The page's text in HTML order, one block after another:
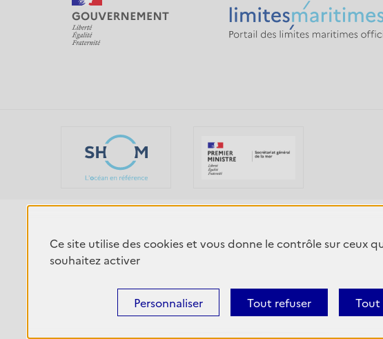
Plan du site Accessibilité : partiellement conforme
© Tous droits réservés -Agence Drupal bluedrop.fr
Ce site utilise des cookies et vous donne le contrôle sur ceux
souhaitez activer
Tout
Tout refuser
Personnaliser